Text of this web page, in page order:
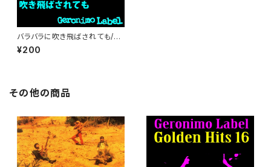
バラバラに吹き飛ばされても/Bl
own To Pieces [Digital Sin
gle]
¥200
その他の商品